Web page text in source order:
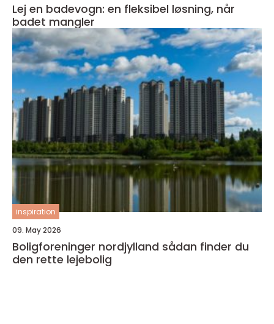
Lej en badevogn: en fleksibel løsning, når
badet mangler
inspiration
09. May 2026
Boligforeninger nordjylland sådan finder du
den rette lejebolig